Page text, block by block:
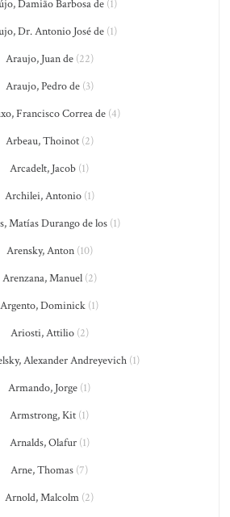
Damião Barbosa de(1)
Dr. Antonio José de(1)
Araujo, Juan de(22)
Araujo, Pedro de(3)
Francisco Correa de(4)
Arbeau, Thoinot(2)
Arcadelt, Jacob (1)
Archilei, Antonio(1)
Matías Durango de los (1)
Arensky, Anton(10)
Arenzana, Manuel(2)
Argento, Dominick (1)
Ariosti, Attilio(2)
Alexander Andreyevich(1)
Armando, Jorge (1)
Armstrong, Kit (1)
Arnalds, Olafur(1)
Arne, Thomas (7)
Arnold, Malcolm (2)